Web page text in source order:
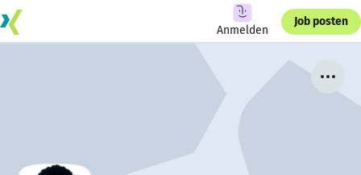
Anmelden
Job posten